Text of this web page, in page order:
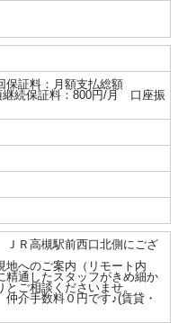
証料：月額支払総額
続保証料：800円/月 口座振
Ｒ高槻駅前西口北側にござ
地へのご案内（リモート内
精通したスタッフがきめ細か
ご相談くださいませ。
介手数料０円です♪(賃貸・